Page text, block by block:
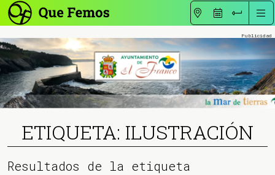
ETIQUETA: ILUSTRACIÓN
Resultados de la etiqueta